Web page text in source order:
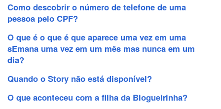
Como descobrir o número de telefone de uma
pessoa pelo CPF?
O que é o que é que aparece uma vez em uma
sEmana uma vez em um mês mas nunca em um
dia?
Quando o Story não está disponível?
O que aconteceu com a filha da Blogueirinha?